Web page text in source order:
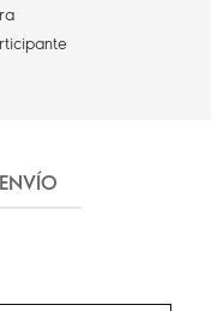
ENVÍO